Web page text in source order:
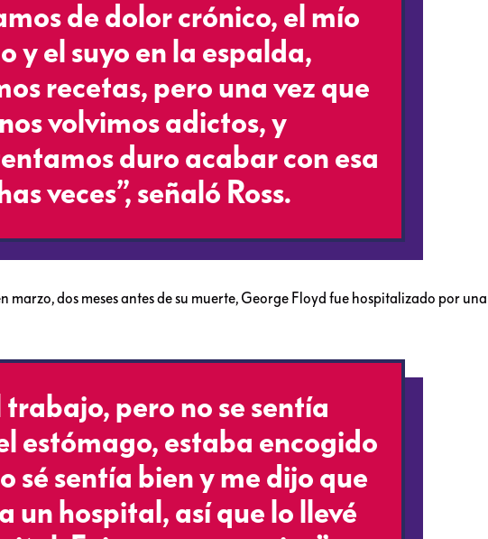
de dolor crónico, el mío
y el suyo en la espalda,
recetas, pero una vez que
volvimos adictos, y
duro acabar con esa
veces”, señaló Ross.
marzo, dos meses antes de su muerte, George Floyd fue hospitalizado por una
pero no se sentía
estómago, estaba encogido
sé sentía bien y me dijo que
un hospital, así que lo llevé